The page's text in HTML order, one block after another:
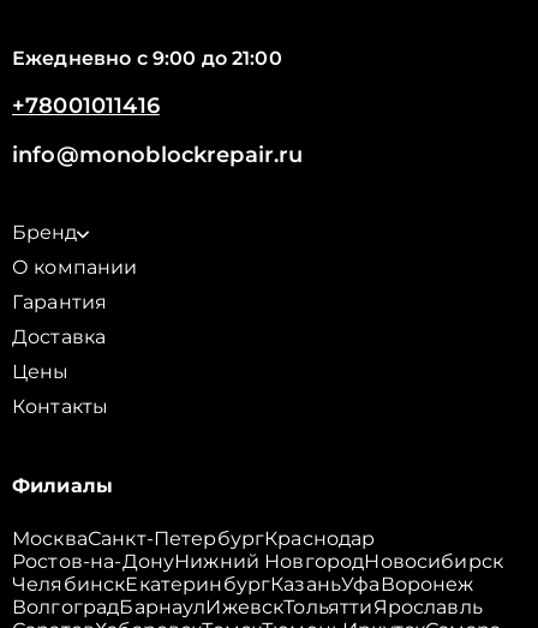
Ежедневно с 9:00 до 21:00
+78001011416
info@monoblockrepair.ru
Бренд
О компании
Гарантия
Доставка
Цены
Контакты
Филиалы
МоскваСанкт-ПетербургКраснодар
Ростов-на-ДонуНижний НовгородНовосибирск
ЧелябинскЕкатеринбургКазаньУфаВоронеж
ВолгоградБарнаулИжевскТольяттиЯрославль